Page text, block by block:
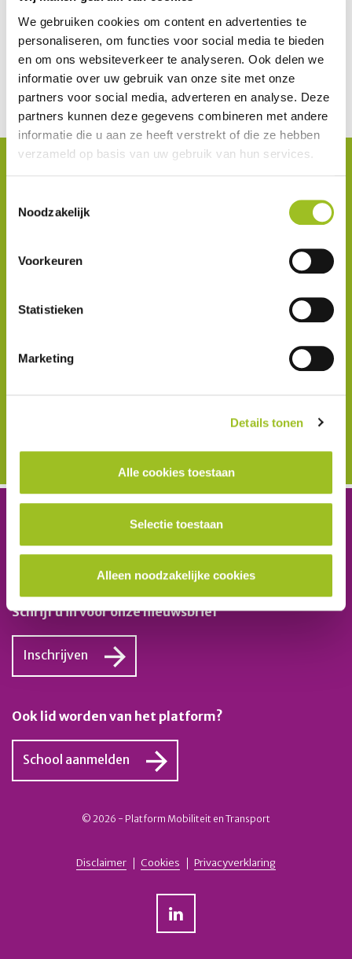
We gebruiken cookies om content en advertenties te
personaliseren, om functies voor social media te bieden
en om ons websiteverkeer te analyseren. Ook delen we
informatie over uw gebruik van onze site met onze
partners voor social media, adverteren en analyse. Deze
partners kunnen deze gegevens combineren met andere
informatie die u aan ze heeft verstrekt of die ze hebben
verzameld op basis van uw gebruik van hun services.
Noodzakelijk
Voorkeuren
Statistieken
Marketing
Details tonen
Alle cookies toestaan
Selectie toestaan
Alleen noodzakelijke cookies
Noord van het Platform M&T en PIE. De bijeenkomst
vindt plaats op een inspirerende locatie in de regio. De
bijeenkomst duurt van 13.30-16.30 uur. Binnenkort
ontvangt u het programma voor deze middag.
AANMELDEN
Schrijf u in voor onze
Naam
Platform Mobiliteit en Transport
Telefoon: 06-23 58 89 49
Schrijf u in voor onze nieuwsbrief
Inschrijven
Ook lid worden van het platform?
School aanmelden
© 2026 - Platform Mobiliteit en Transport
Disclaimer Cookies Privacyverklaring